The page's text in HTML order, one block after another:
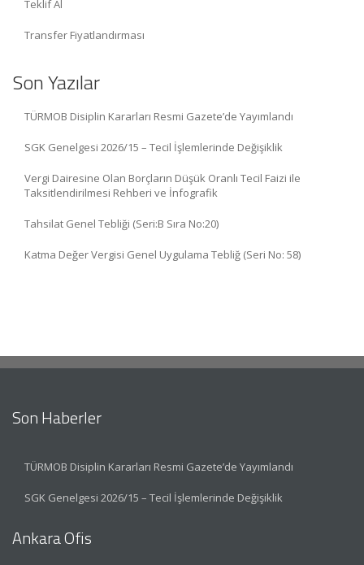
Teklif Al
Transfer Fiyatlandırması
Son Yazılar
TÜRMOB Disiplin Kararları Resmi Gazete’de Yayımlandı
SGK Genelgesi 2026/15 – Tecil İşlemlerinde Değişiklik
Vergi Dairesine Olan Borçların Düşük Oranlı Tecil Faizi ile
Taksitlendirilmesi Rehberi ve İnfografik
Tahsilat Genel Tebliği (Seri:B Sıra No:20)
Katma Değer Vergisi Genel Uygulama Tebliğ (Seri No: 58)
Son Haberler
TÜRMOB Disiplin Kararları Resmi Gazete’de Yayımlandı
SGK Genelgesi 2026/15 – Tecil İşlemlerinde Değişiklik
Ankara Ofis